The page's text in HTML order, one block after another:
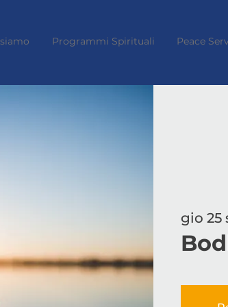
Programmi Spirituali Peace
gio 25